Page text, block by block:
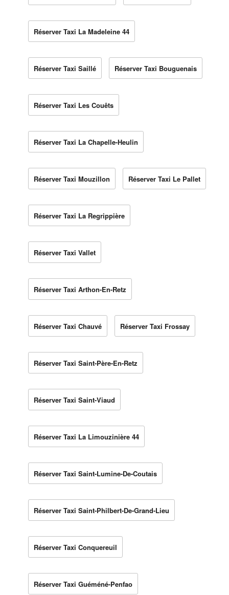
Réserver Taxi La Madeleine 44
Réserver Taxi Saillé Réserver Taxi Bouguenais
Réserver Taxi Les Couêts
Réserver Taxi La Chapelle-Heulin
Réserver Taxi Mouzillon Réserver Taxi Le Pallet
Réserver Taxi La Regrippière
Réserver Taxi Vallet
Réserver Taxi Arthon-En-Retz
Réserver Taxi Chauvé Réserver Taxi Frossay
Réserver Taxi Saint-Père-En-Retz
Réserver Taxi Saint-Viaud
Réserver Taxi La Limouzinière 44
Réserver Taxi Saint-Lumine-De-Coutais
Réserver Taxi Saint-Philbert-De-Grand-Lieu
Réserver Taxi Conquereuil
Réserver Taxi Guéméné-Penfao